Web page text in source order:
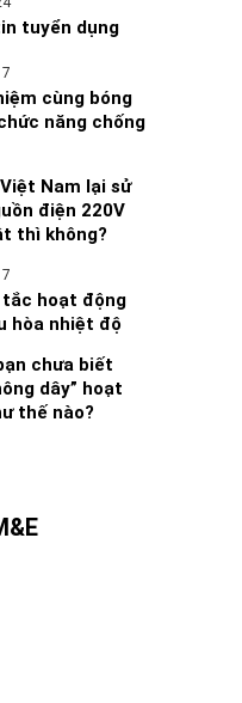
tuyển dụng
cùng bóng
năng chống
Nam lại sử
điện 220V
thì không?
tắc hoạt động
hòa nhiệt độ
chưa biết
dây” hoạt
thế nào?